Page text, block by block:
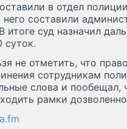
в отдел
составили
итоге суд назначил
суток.
не отметить, что
сотрудникам
слова и пообещал,
рамки